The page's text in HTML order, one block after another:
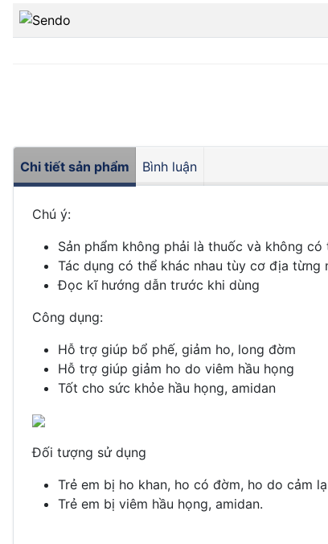
Chi tiết sản phẩm Bình luận
Chú ý:
Sản phẩm không phải là thuốc và không
Tác dụng có thể khác nhau tùy cơ địa từng
Đọc kĩ hướng dẫn trước khi dùng
Công dụng:
Hỗ trợ giúp bổ phế, giảm ho, long đờm
Hỗ trợ giúp giảm ho do viêm hầu họng
Tốt cho sức khỏe hầu họng, amidan
Đối tượng sử dụng
Trẻ em bị ho khan, ho có đờm, ho do cảm
Trẻ em bị viêm hầu họng, amidan.